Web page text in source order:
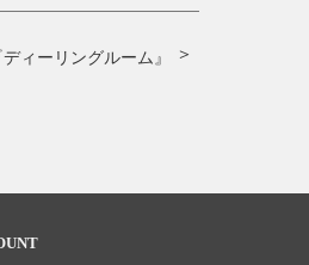
ィーリングルーム』